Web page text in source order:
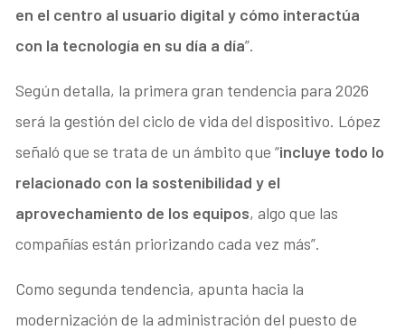
en el centro al usuario digital y cómo interactúa
con la tecnología en su día a día”.
Según detalla, la primera gran tendencia para 2026
será la gestión del ciclo de vida del dispositivo. López
señaló que se trata de un ámbito que “incluye todo lo
relacionado con la sostenibilidad y el
aprovechamiento de los equipos, algo que las
compañías están priorizando cada vez más”.
Como segunda tendencia, apunta hacia la
modernización de la administración del puesto de